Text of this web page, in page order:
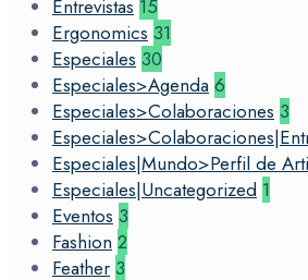
Entrevistas 15
Ergonomics 31
Especiales 30
Especiales>Agenda 6
Especiales>Colaboraciones 3
Especiales|Mundo>Perfil de
Especiales|Uncategorized 1
Eventos 3
Fashion 2
Feather 3